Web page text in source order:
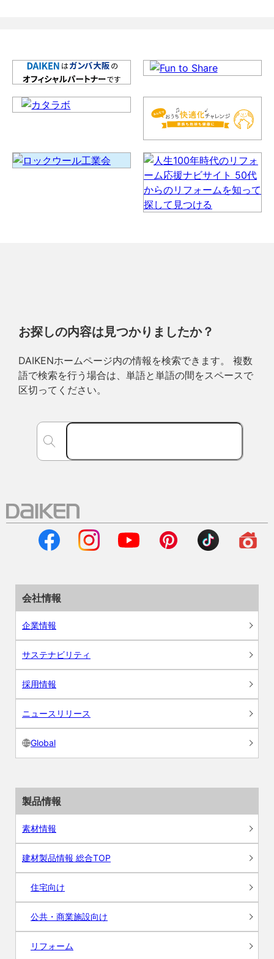
お探しの内容は見つかりましたか？
DAIKENホームページ内の情報を検索できます。 複数
語で検索を行う場合は、単語と単語の間をスペースで
区切ってください。
会社情報
企業情報
サステナビリティ
採用情報
ニュースリリース
Global
製品情報
素材情報
建材製品情報 総合TOP
住宅向け
公共・商業施設向け
リフォーム